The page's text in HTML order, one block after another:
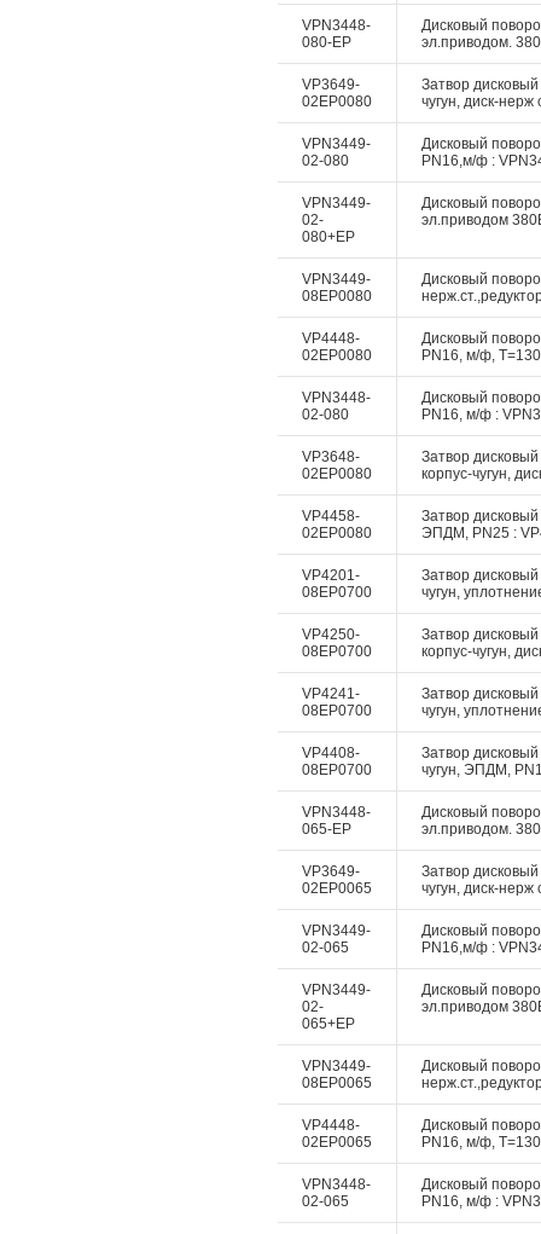
VPN3448-
080-EP
Дисковый
эл.приводом.
VP3649-
02EP0080
Затвор
чугун, диск-
VPN3449-
02-080
Дисковый
PN16,м/ф :
VPN3449-
02-
080+EP
Дисковый
эл.приводом
VPN3449-
08EP0080
Дисковый
VP4448-
02EP0080
Дисковый
PN16, м/ф,
VPN3448-
02-080
Дисковый
PN16, м/ф :
VP3648-
02EP0080
Затвор
корпус-чугун,
VP4458-
02EP0080
Затвор дисковый
ЭПДМ, PN25 :
VP4201-
08EP0700
Затвор
чугун,
VP4250-
08EP0700
Затвор
корпус-чугун,
VP4241-
08EP0700
Затвор
чугун,
VP4408-
08EP0700
Затвор
чугун, ЭПДМ,
VPN3448-
065-EP
Дисковый
эл.приводом.
VP3649-
02EP0065
Затвор
чугун, диск-
VPN3449-
02-065
Дисковый
PN16,м/ф :
VPN3449-
02-
065+EP
Дисковый
эл.приводом
VPN3449-
08EP0065
Дисковый
VP4448-
02EP0065
Дисковый
PN16, м/ф,
VPN3448-
02-065
Дисковый
PN16, м/ф :